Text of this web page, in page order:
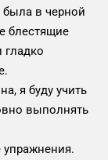
была в черной
блестящие
я буду учить
выполнять